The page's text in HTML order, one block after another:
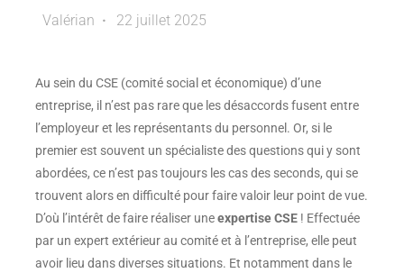
Valérian 22 juillet 2025
Au sein du CSE (comité social et économique) d’une
entreprise, il n’est pas rare que les désaccords fusent entre
l’employeur et les représentants du personnel. Or, si le
premier est souvent un spécialiste des questions qui y sont
abordées, ce n’est pas toujours les cas des seconds, qui se
trouvent alors en difficulté pour faire valoir leur point de vue.
D’où l’intérêt de faire réaliser uneexpertise CSE! Effectuée
par un expert extérieur au comité et à l’entreprise, elle peut
avoir lieu dans diverses situations. Et notamment dans le